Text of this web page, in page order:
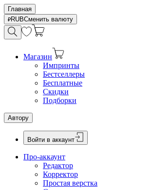
Главная
RUBСменить валюту
Магазин
Импринты
Бестселлеры
Бесплатные
Скидки
Подборки
Автору
Войти в аккаунт
Про-аккаунт
Редактор
Корректор
Простая верстка